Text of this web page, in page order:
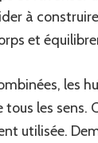
à
et
les
les sens.
utilisée.